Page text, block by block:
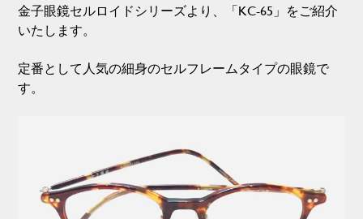
金子眼鏡セルロイドシリーズより、「KC-65」をご紹介
いたします。
定番として人気の細身のセルフレームタイプの眼鏡で
す。